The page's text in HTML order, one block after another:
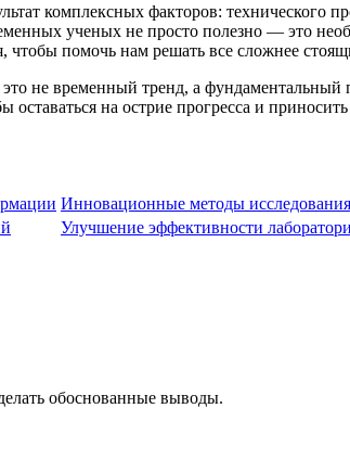
комплексных факторов: технического
ученых не просто полезно — это
помочь нам решать все сложнее
не временный тренд, а фундаментальный
на острие прогресса и
Инновационные методы исследования
Улучшение эффективности
обоснованные выводы.